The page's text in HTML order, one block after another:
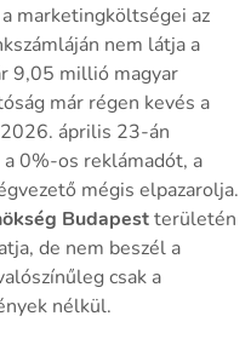
marketingköltségei az
nem látja a
9,05 millió magyar
már régen kevés a
április 23-án
0%-os reklámadót, a
mégis elpazarolja.
Budapestterületén
de nem beszél a
csak a
nélkül.